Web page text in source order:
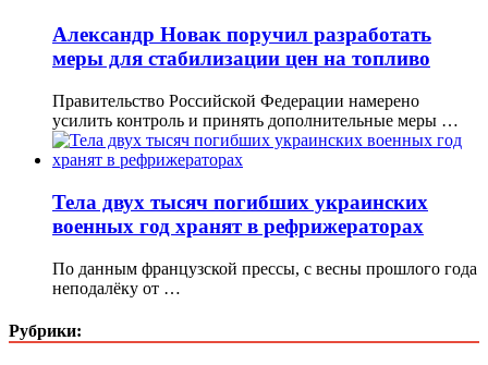
Александр Новак поручил разработать
меры для стабилизации цен на топливо
Правительство Российской Федерации намерено
усилить контроль и принять дополнительные меры …
Тела двух тысяч погибших украинских
военных год хранят в рефрижераторах
По данным французской прессы, с весны прошлого года
неподалёку от …
Рубрики: